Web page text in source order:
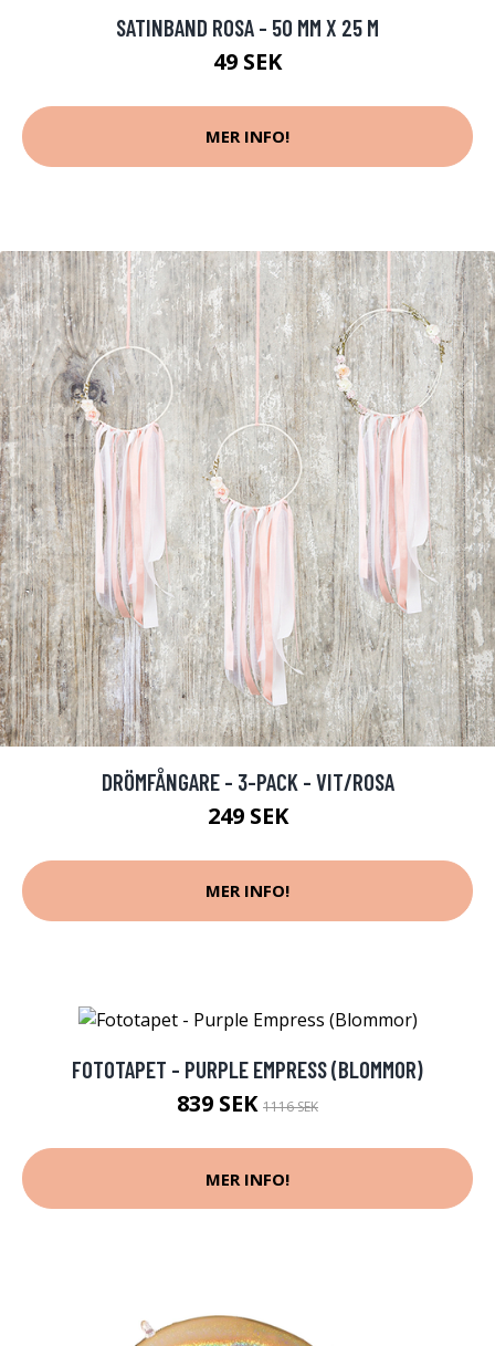
SATINBAND ROSA - 50 MM X 25 M
49 SEK
MER INFO!
DRÖMFÅNGARE - 3-PACK - VIT/ROSA
249 SEK
MER INFO!
FOTOTAPET - PURPLE EMPRESS (BLOMMOR)
839 SEK 1116 SEK
MER INFO!